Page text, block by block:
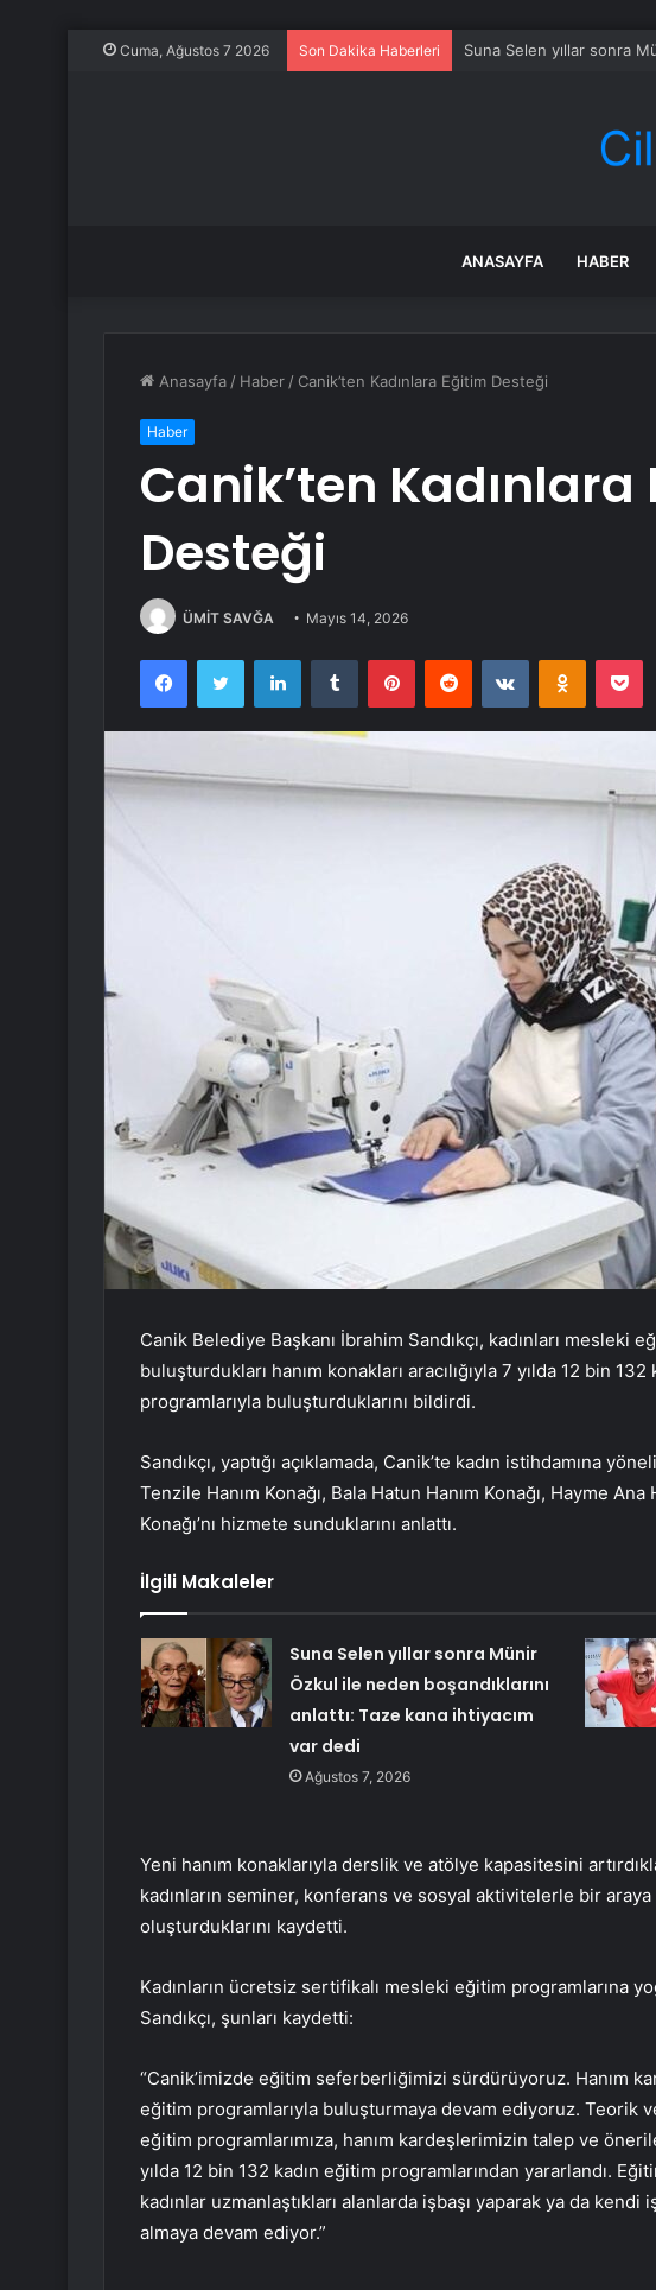
Cuma, Ağustos 7 2026 Son Dakika Haberleri Suna Selen yıllar sonra
ANASAYFA HABER
Anasayfa / Haber / Canik’ten Kadınlara Eğitim Desteği
Haber
Canik’ten Kadınlara
Desteği
ÜMİT SAVĞA Mayıs 14, 2026
FacebookTwitter LinkedInTumblr PinterestReddit VKontakte
Canik Belediye Başkanı İbrahim Sandıkçı, kadınları mesleki
buluşturdukları hanım konakları aracılığıyla 7 yılda 12 bin
programlarıyla buluşturduklarını bildirdi.
Sandıkçı, yaptığı açıklamada, Canik’te kadın istihdamına
Tenzile Hanım Konağı, Bala Hatun Hanım Konağı, Hayme
Konağı’nı hizmete sunduklarını anlattı.
İlgili Makaleler
Suna Selen yıllar sonra Münir
Özkul ile neden boşandıklarını
anlattı: Taze kana ihtiyacım
var dedi
Ağustos 7, 2026
Yeni hanım konaklarıyla derslik ve atölye kapasitesini
kadınların seminer, konferans ve sosyal aktivitelerle bir
oluşturduklarını kaydetti.
Kadınların ücretsiz sertifikalı mesleki eğitim programlarına
Sandıkçı, şunları kaydetti:
“Canik’imizde eğitim seferberliğimizi sürdürüyoruz. Hanım
eğitim programlarıyla buluşturmaya devam ediyoruz. Teorik
eğitim programlarımıza, hanım kardeşlerimizin talep ve
yılda 12 bin 132 kadın eğitim programlarından yararlandı.
kadınlar uzmanlaştıkları alanlarda işbaşı yaparak ya da
almaya devam ediyor.”